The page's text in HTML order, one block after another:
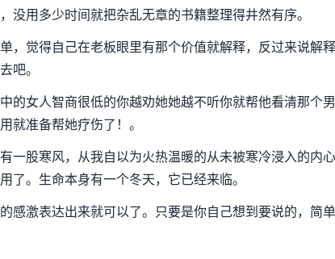
没用多少时间就把杂乱无章的书籍整理得井然有序。
，觉得自己在老板眼里有那个价值就解释，反过来说解
吧。
的女人智商很低的你越劝她她越不听你就帮他看清那个
就准备帮她疗伤了！。
一股寒风，从我自以为火热温暖的从未被寒冷浸入的内
了。生命本身有一个冬天，它已经来临。
感激表达出来就可以了。只要是你自己想到要说的，简